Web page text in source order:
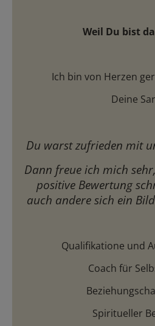
Weil Du bist
Ich bin von Herzen
Deine
Du warst zufrieden mit
Dann freue ich mich
positive Bewertung
auch andere sich ein
Qualifikatione und
Coach für
Spiritueller